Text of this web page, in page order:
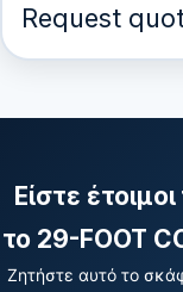
Request
Είστε
το 29-FOOT
Ζητήστε αυτό το